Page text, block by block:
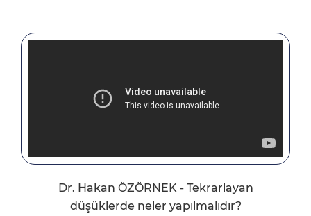
Dr. Hakan ÖZÖRNEK - Tekrarlayan
düşüklerde neler yapılmalıdır?